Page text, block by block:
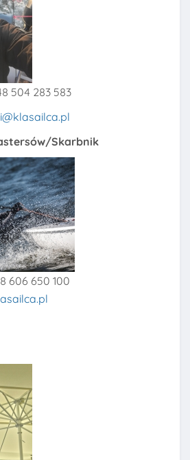
504 283 583
Skarbnik
606 650 100